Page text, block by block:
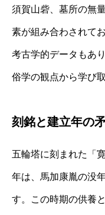
須賀山砦、墓所の無
素が組み合わされて
考古学的データもあ
俗学の観点から学び
刻銘と建立年の
五輪塔に刻まれた「
年は、馬加康胤の没
す。この時期の供養